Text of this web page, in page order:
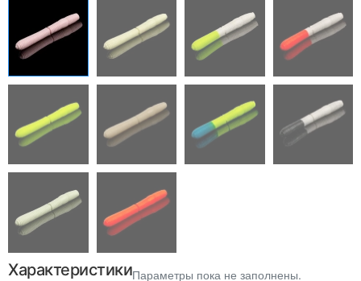
ХарактеристикиПараметры пока не заполнены.